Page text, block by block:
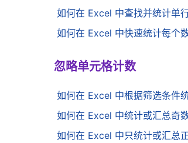
如何在 Excel 中查找并统计单
如何在 Excel 中快速统计每个
忽略单元格计数
如何在 Excel 中根据筛选条件
如何在 Excel 中统计或汇总奇
如何在 Excel 中只统计或汇总